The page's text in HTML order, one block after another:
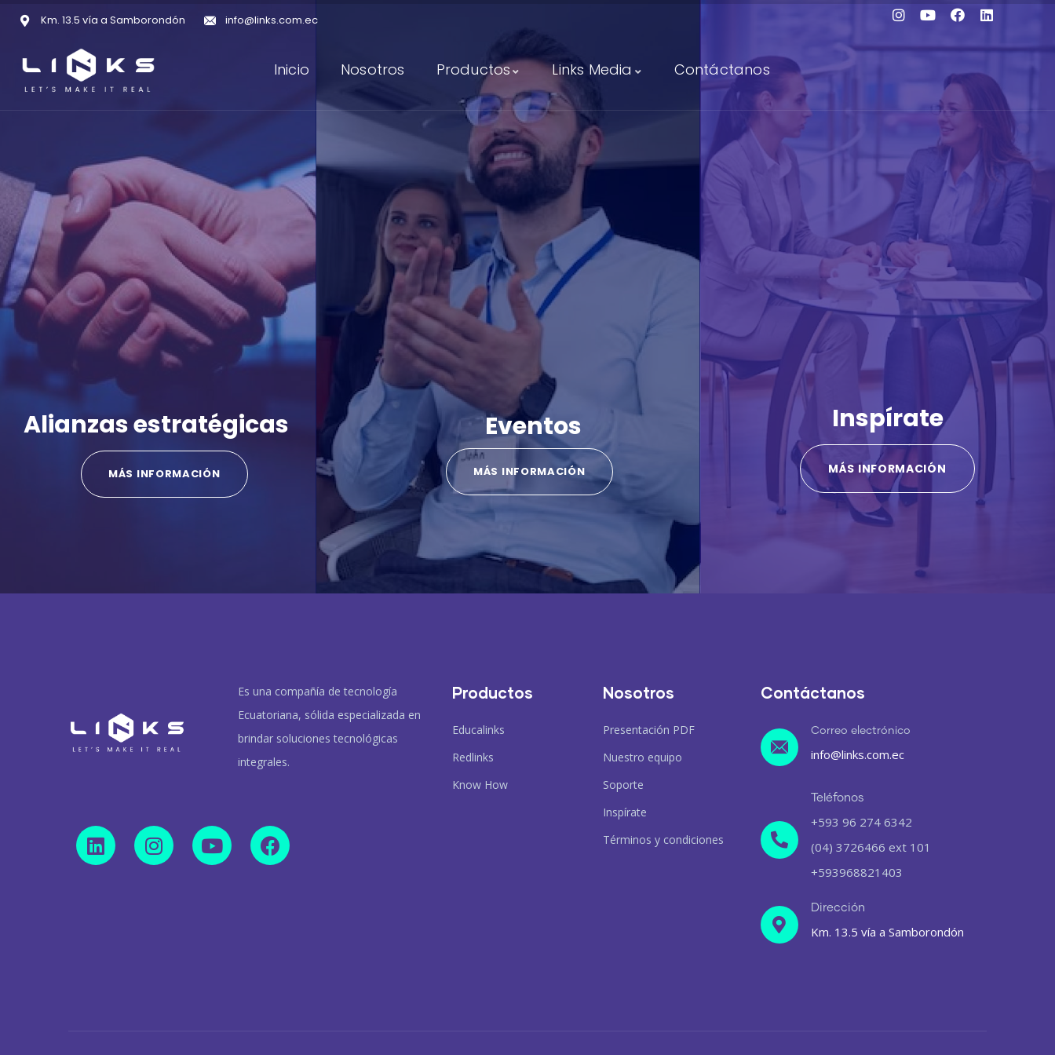
Km. 13.5 vía a Samborondón info@links.com.ec
Inicio Nosotros Productos Links Media Contáctanos
MÁS INFORMACIÓN
Alianzas estratégicas Inspírate
MÁS INFORMACIÓN
Eventos
MÁS INFORMACIÓN
Es una compañía de tecnología
Ecuatoriana, sólida especializada en
brindar soluciones tecnológicas
integrales.
Productos
Educalinks
Redlinks
Know How
Nosotros
Presentación PDF
Nuestro equipo
Soporte
Inspírate
Términos y condiciones
Contáctanos
Correo electrónico
info@links.com.ec
Teléfonos
+593 96 274 6342
(04) 3726466 ext 101
+593968821403
Dirección
Km. 13.5 vía a Samborondón